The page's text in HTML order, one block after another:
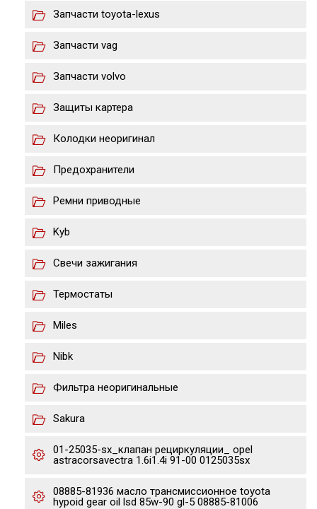
Запчасти toyota-lexus
Запчасти vag
Запчасти volvo
Защиты картера
Колодки неоригинал
Предохранители
Ремни приводные
Kyb
Свечи зажигания
Термостаты
Miles
Nibk
Фильтра неоригинальные
Sakura
01-25035-sx_клапан рециркуляции_ opel
astracorsavectra 1.6i1.4i 91-00 0125035sx
08885-81936 масло тpансмиссионное toyota
hypoid gear oil lsd 85w-90 gl-5 08885-81006